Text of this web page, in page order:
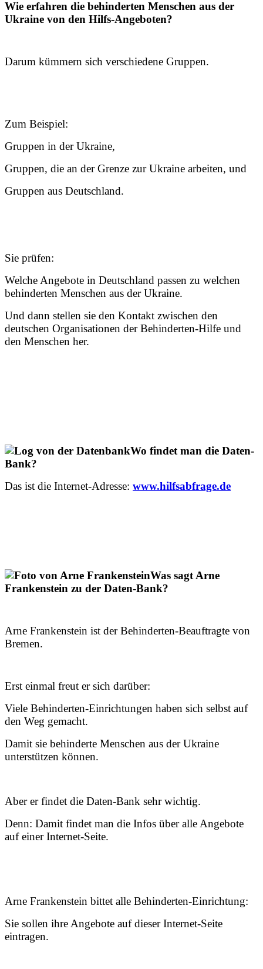
Wie erfahren die behinderten Menschen aus der
Ukraine von den Hilfs-Angeboten?
Darum kümmern sich verschiedene Gruppen.
Zum Beispiel:
Gruppen in der Ukraine,
Gruppen, die an der Grenze zur Ukraine arbeiten, und
Gruppen aus Deutschland.
Sie prüfen:
Welche Angebote in Deutschland passen zu welchen
behinderten Menschen aus der Ukraine.
Und dann stellen sie den Kontakt zwischen den
deutschen Organisationen der Behinderten-Hilfe und
den Menschen her.
Wo findet man die Daten-
Bank?
Das ist die Internet-Adresse: www.hilfsabfrage.de
Was sagt Arne
Frankenstein zu der Daten-Bank?
Arne Frankenstein ist der Behinderten-Beauftragte von
Bremen.
Erst einmal freut er sich darüber:
Viele Behinderten-Einrichtungen haben sich selbst auf
den Weg gemacht.
Damit sie behinderte Menschen aus der Ukraine
unterstützen können.
Aber er findet die Daten-Bank sehr wichtig.
Denn: Damit findet man die Infos über alle Angebote
auf einer Internet-Seite.
Arne Frankenstein bittet alle Behinderten-Einrichtung:
Sie sollen ihre Angebote auf dieser Internet-Seite
eintragen.